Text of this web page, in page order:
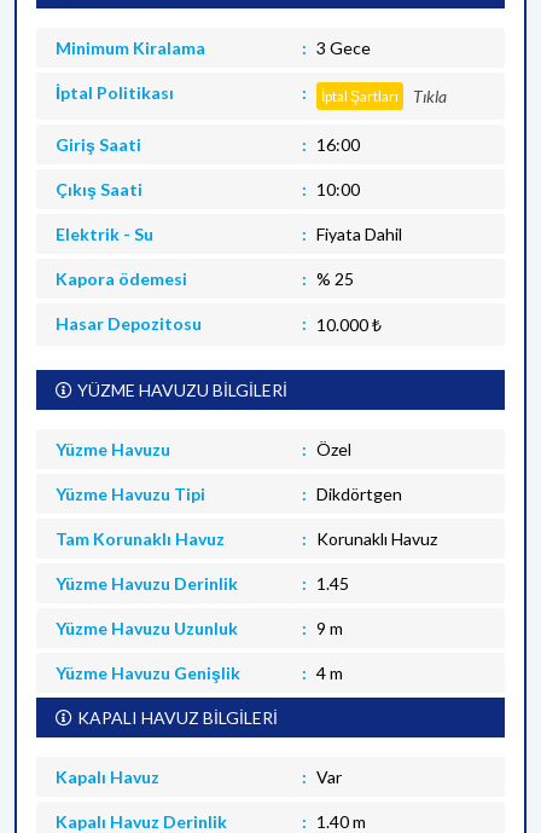
Minimum Kiralama 3 Gece
İptal Politikası İptal Şartları Tıkla
Giriş Saati 16:00
Çıkış Saati 10:00
Elektrik - Su Fiyata Dahil
Kapora ödemesi % 25
Hasar Depozitosu 10.000 ₺
YÜZME HAVUZU BİLGİLERİ
Yüzme Havuzu Özel
Yüzme Havuzu Tipi Dikdörtgen
Tam Korunaklı Havuz Korunaklı Havuz
Yüzme Havuzu Derinlik 1.45
Yüzme Havuzu Uzunluk 9 m
Yüzme Havuzu Genişlik 4 m
KAPALI HAVUZ BİLGİLERİ
Kapalı Havuz Var
Kapalı Havuz Derinlik 1.40 m